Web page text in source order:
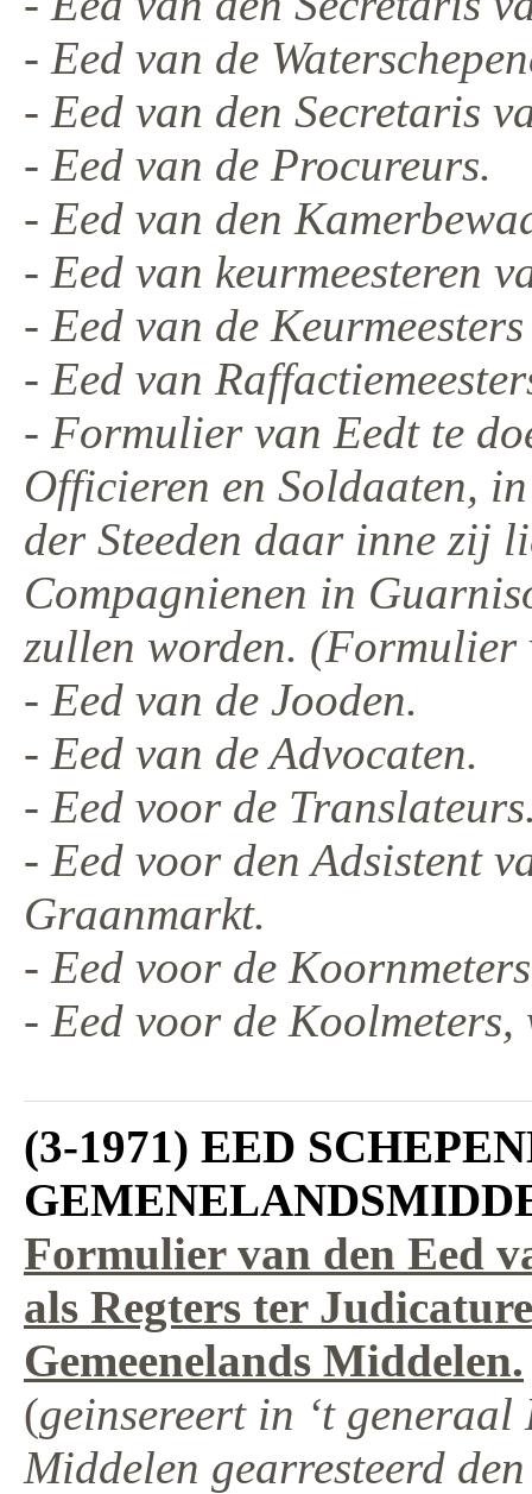
- Eed van de
- Eed van den Secretaris
- Eed van de Procureurs.
- Eed van den
- Eed van keurmeesteren
- Eed van de
- Eed van
- Formulier van Eedt te
Officieren en Soldaaten,
der Steeden daar inne zij
Compagnienen in
zullen worden. (Formulier
- Eed van de Jooden.
- Eed van de Advocaten.
- Eed voor de
- Eed voor den Adsistent
Graanmarkt.
- Eed voor de
- Eed voor de
(3-1971) EED
Formulier van den Eed
als Regters ter
Gemeenelands Middelen.
(geinsereert in ‘t generaal
Middelen gearresteerd